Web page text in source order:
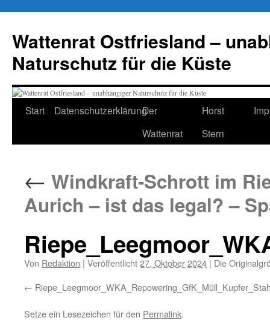
springen
Wattenrat Ostfriesland –
Naturschutz für die Küste
Start DatenschutzerklärungDer
Wattenrat
Horst
Stern
← Windkraft-Schrott im
Aurich – ist das legal? –
Von Redaktion | Veröffentlicht27. Oktober 2024 | Die
Setze ein Lesezeichen für den Permalink.